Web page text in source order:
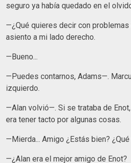
seguro ya había quedado en el
—¿Qué quieres decir con
asiento a mi lado derecho.
—Bueno...
—Puedes contarnos, Adams—.
izquierdo.
—Alan volvió—. Si se trataba de
era tener tacto por algunas cosas.
—Mierda... Amigo ¿Estás bien?
—¿Alan era el mejor amigo de Enot?